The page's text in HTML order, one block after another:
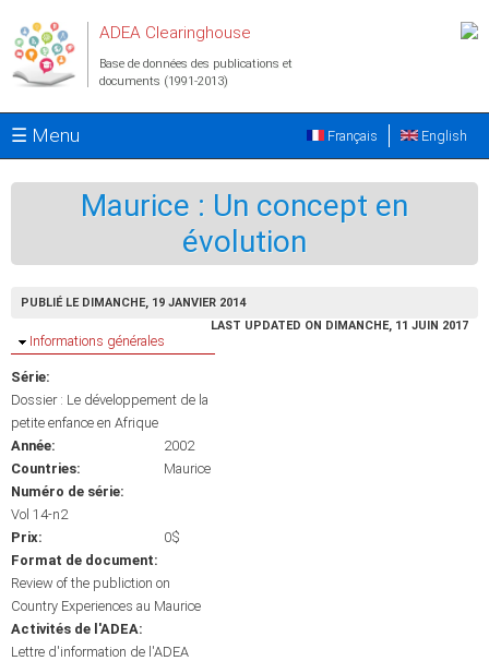
ADEA Clearinghouse
Base de données des publications et
documents (1991-2013)
☰ Menu English
Français
Maurice : Un concept en
évolution
PUBLIÉ LE DIMANCHE, 19 JANVIER 2014
LAST UPDATED ON DIMANCHE, 11 JUIN 2017
Masquer
Informations générales
Série:
Dossier : Le développement de la
petite enfance en Afrique
Année:
2002
Countries:
Maurice
Numéro de série:
Vol 14-n2
Prix:
0$
Format de document:
Review of the publiction on
Country Experiences au Maurice
Activités de l'ADEA:
Lettre d'information de l'ADEA